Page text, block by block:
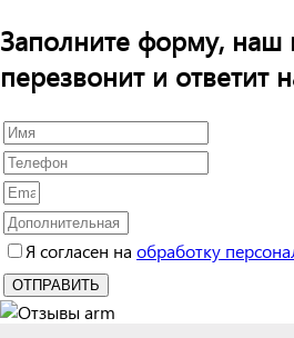
Заполните форму,
перезвонит и ответит
Я согласен на обработку